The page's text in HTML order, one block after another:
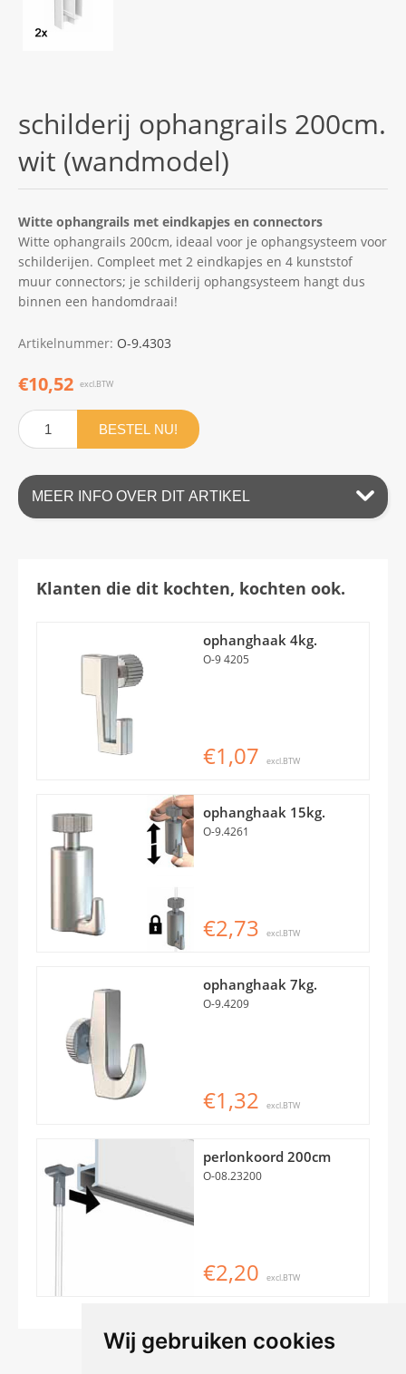
Wij gebruiken cookies
schilderij ophangrails 200cm.
wit (wandmodel)
Witte ophangrails met eindkapjes en connectors
Witte ophangrails 200cm, ideaal voor je ophangsysteem voor
schilderijen. Compleet met 2 eindkapjes en 4 kunststof
muur connectors; je schilderij ophangsysteem hangt dus
binnen een handomdraai!
Artikelnummer: O-9.4303
€10,52 excl.BTW
BESTEL NU!
MEER INFO OVER DIT ARTIKEL
Klanten die dit kochten, kochten ook.
ophanghaak 4kg.
O-9 4205
€1,07 excl.BTW
ophanghaak 15kg.
O-9.4261
€2,73 excl.BTW
ophanghaak 7kg.
O-9.4209
€1,32 excl.BTW
perlonkoord 200cm
O-08.23200
€2,20 excl.BTW